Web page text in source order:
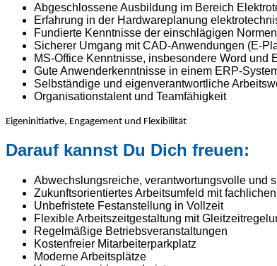
Abgeschlossene Ausbildung im Bereich
Erfahrung in der Hardwareplanung
Fundierte Kenntnisse der einschlägigen
Sicherer Umgang mit CAD-Anwendungen (E-
MS-Office Kenntnisse, insbesondere Word und
Gute Anwenderkenntnisse in einem ERP-
Selbständige und eigenverantwortliche
Organisationstalent und Teamfähigkeit
Eigeninitiative, Engagement und Flexibilität
Darauf kannst Du Dich freuen:
Abwechslungsreiche, verantwortungsvolle und
Zukunftsorientiertes Arbeitsumfeld mit
Unbefristete Festanstellung in Vollzeit
Flexible Arbeitszeitgestaltung mit
Regelmäßige Betriebsveranstaltungen
Kostenfreier Mitarbeiterparkplatz
Moderne Arbeitsplätze